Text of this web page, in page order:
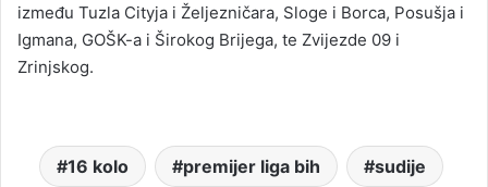
između Tuzla Cityja i Željezničara, Sloge i Borca, Posušja i
Igmana, GOŠK-a i Širokog Brijega, te Zvijezde 09 i
Zrinjskog.
16 kolo premijer liga bih sudije